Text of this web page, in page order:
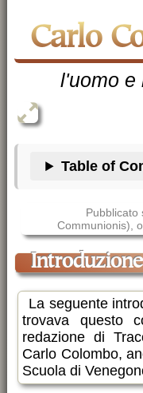
Carlo
l'uomo
Table of
Pubblicato
Communionis),
Introduzione
La seguente
trovava questo
redazione di
Carlo Colombo,
Scuola di